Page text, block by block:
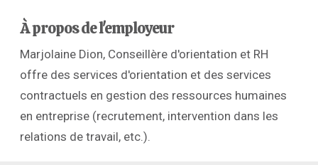
À propos de l'employeur
Marjolaine Dion, Conseillère d'orientation et RH
offre des services d'orientation et des services
contractuels en gestion des ressources humaines
en entreprise (recrutement, intervention dans les
relations de travail, etc.).